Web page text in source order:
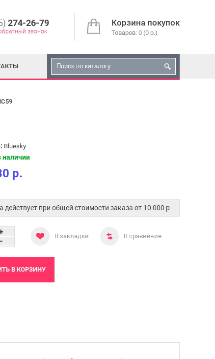
Корзина покупок
Товаров: 0 (0 р.)
274-26-79
звонок
Bluesky
наличии
р.
действует при общей стоимости заказа от 10 000 p
- В закладки В сравнение
В КОРЗИНУ